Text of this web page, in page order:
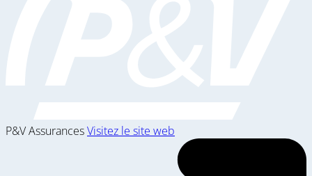
P&V AssurancesVisitez le site web